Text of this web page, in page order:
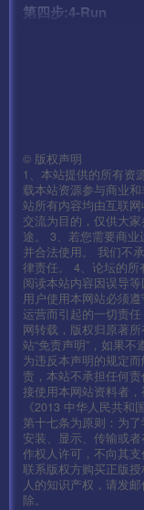
第四步:4-Run
第七步:7-GGService
第八步:8-M2Server
第九步:9-启动盘古
——————客户端
安卓
cfg
© 版权声明
1、本站提供的所有资
载本站资源参与商业
站所有内容均由互联
交流为目的，仅供大
途。 3、若您需要商
并合法使用。 我们不
律责任。 4、论坛的所
阅读本站内容因误导
用户使用本网站必须
运营而引起的一切责
网转载，版权归原著
站“免责声明”，如果
为违反本声明的规定
责，本站不承担任何
接使用本网站资料者
《2013 中华人民共和
第十七条为原则：为
安装、显示、传输或
作权人许可，不向其
联系版权方购买正版
人的知识产权，请发
除。